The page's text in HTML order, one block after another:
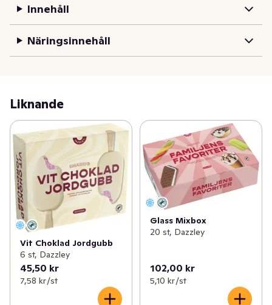
Innehåll
Näringsinnehåll
Liknande
Vit Choklad Jordgubb
6 st, Dazzley
45,50 kr
7,58 kr /st
Glass Mixbox
20 st, Dazzley
102,00 kr
5,10 kr /st